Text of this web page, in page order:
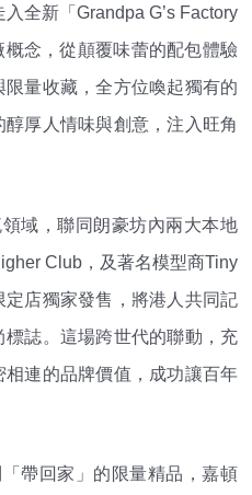
全新「Grandpa G’s Factory
念，從顛覆味蕾的配包體驗
量收藏，全方位喚起獨有的
厚人情味與創意，注入旺角
域，聯同朗豪坊內兩大本地
Club，及著名模型商Tiny
店獨家發售，將港人共同記
誌。這場跨世代的聯動，充
連的品牌價值，成功讓百年
帶回家」的限量精品，嘉頓